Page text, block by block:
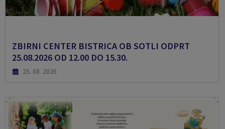
ZBIRNI CENTER BISTRICA OB SOTLI ODPRT
25.08.2026 OD 12.00 DO 15.30.
25. 08. 2026